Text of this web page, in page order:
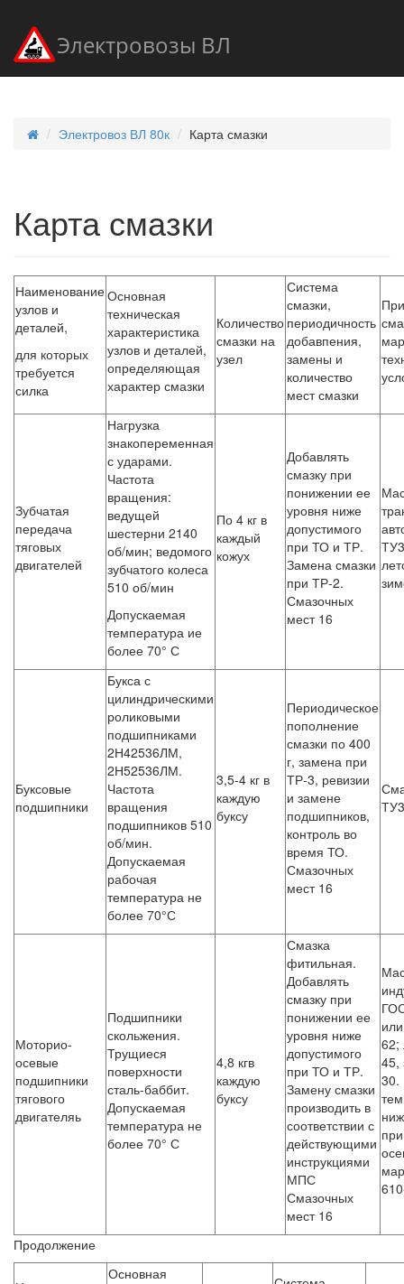
Электровозы ВЛ
Электровоз ВЛ 80к Карта смазки
Карта смазки
Наименование
узлов и
деталей,
для которых
требуется
силка
Основная
техническая
характеристика
узлов и деталей,
определяющая
характер смазки
Количество
смазки на
узел
Система
смазки,
периодичность
добавпения,
замены и
количество
мест смазки
Зубчатая
передача
тяговых
двигателей
Нагрузка
знакопеременная
с ударами.
Частота
вращения:
ведущей
шестерни 2140
об/мин; ведомого
зубчатого колеса
510 об/мин
Допускаемая
температура ие
более 70° С
По 4 кг в
каждый
кожух
Добавлять
смазку при
понижении ее
уровня ниже
допустимого
при ТО и ТР.
Замена смазки
при ТР-2.
Смазочных
мест 16
Буксовые
подшипники
Букса с
цилиндрическими
роликовыми
подшипниками
2Н42536ЛМ,
2Н52536ЛМ.
Частота
вращения
подшипников 510
об/мин.
Допускаемая
рабочая
температура не
более 70°С
3,5-4 кг в
каждую
буксу
Периодическое
пополнение
смазки по 400
г, замена при
ТР-3, ревизии
и замене
подшипников,
контроль во
время ТО.
Смазочных
мест 16
Моторио-
осевые
подшипники
тягового
двигателяь
Подшипники
скольжения.
Трущиеся
поверхности
сталь-баббит.
Допускаемая
температура не
более 70° С
4,8 кгв
каждую
буксу
Смазка
фитильная.
Добавлять
смазку при
понижении ее
уровня ниже
допустимого
при ТО и ТР.
Замену смазки
производить в
соответствии с
действующими
инструкциями
МПС
Смазочных
мест 16
62;
45,
30.
Продолжение
Основная